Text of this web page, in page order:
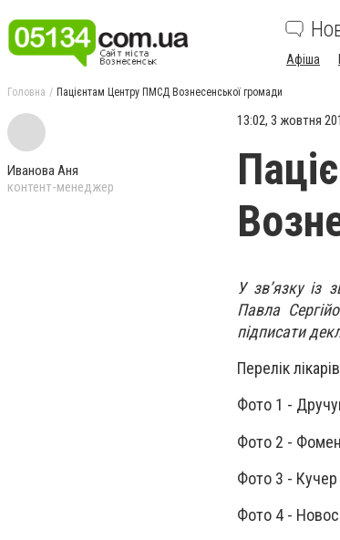
Афіша
Головна Пацієнтам Центру ПМСД Вознесенської громади
Иванова Аня
контент-менеджер
13:02, 3 жовтня
У зв’язку із
Павла
підписати
Перелік
Фото 1 -
Фото 2 -
Фото 3 - Кучер
Фото 4 -